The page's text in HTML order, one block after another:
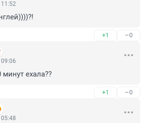
+1 –0
ехала??
+1 –0